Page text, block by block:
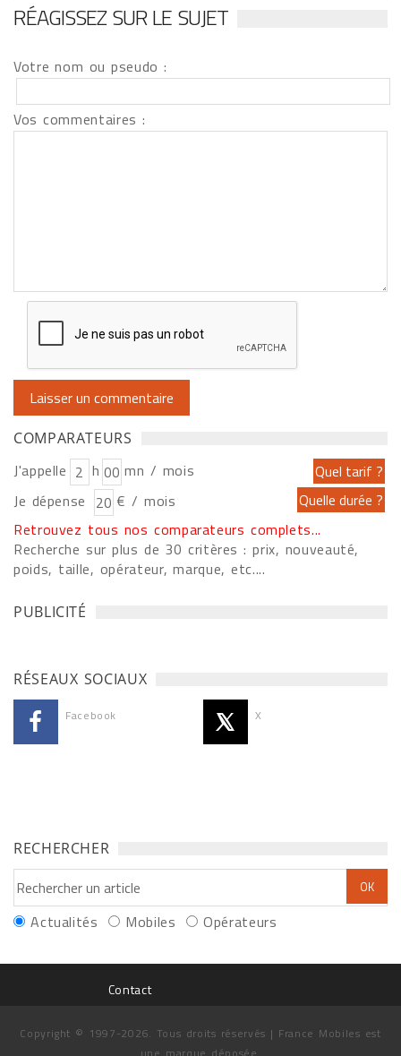
RÉAGISSEZ SUR LE SUJET
Votre nom ou pseudo :
Vos commentaires :
COMPARATEURS
J'appelle h
mn / mois
Je dépense
€ / mois
Retrouvez tous nos comparateurs complets...
Recherche sur plus de 30 critères : prix, nouveauté,
poids, taille, opérateur, marque, etc....
PUBLICITÉ
RÉSEAUX SOCIAUX
Facebook X
RECHERCHER
Actualités Mobiles Opérateurs
Contact
Copyright © 1997-2026. Tous droits réservés | France Mobiles est